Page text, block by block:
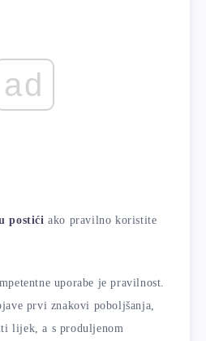
ad
postići ako pravilno koristite
uporabe je pravilnost.
prvi znakovi poboljšanja,
lijek, a s produljenom